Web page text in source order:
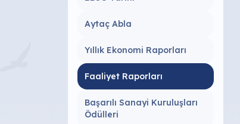
Aytaç Abla
Yıllık Ekonomi Raporları
Faaliyet Raporları
Başarılı Sanayi Kuruluşları
Ödülleri